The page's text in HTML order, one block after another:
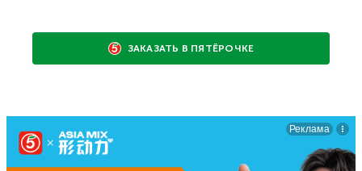
ЗАКАЗАТЬ В ПЯТЁРОЧКЕ